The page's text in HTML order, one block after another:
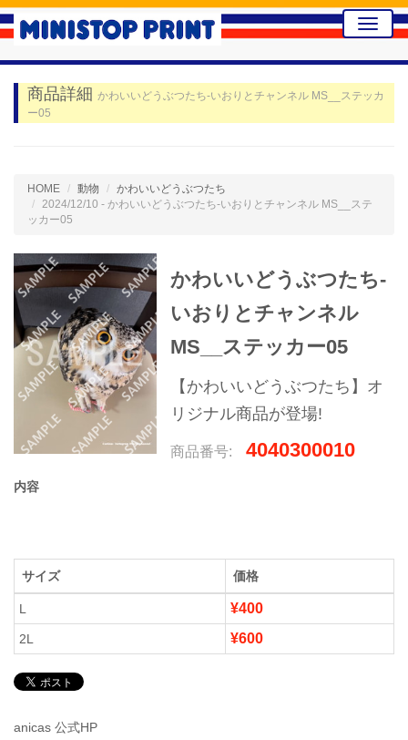
Toggle
商品詳細 かわいいどうぶつたち-いおりとチャンネル MS__ステッカ
ー05
HOME 動物
かわいいどうぶつたち
2024/12/10 - かわいいどうぶつたち-いおりとチャンネル MS__ステ
ッカー05
かわいいどうぶつたち-
いおりとチャンネル
MS__ステッカー05
【かわいいどうぶつたち】オ
リジナル商品が登場!
商品番号: 4040300010
内容
サイズ 価格
L ¥400
2L ¥600
anicas 公式HP